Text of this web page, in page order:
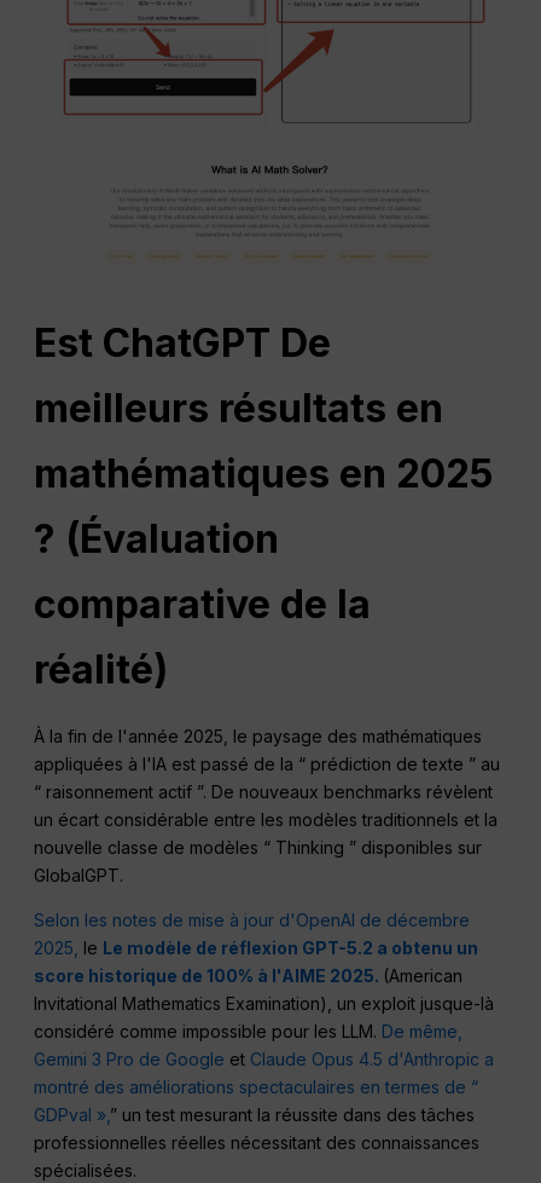
Est ChatGPT De
meilleurs résultats en
mathématiques en 2025
? (Évaluation
comparative de la
réalité)
À la fin de l'année 2025, le paysage des mathématiques
appliquées à l'IA est passé de la “ prédiction de texte ” au
“ raisonnement actif ”. De nouveaux benchmarks révèlent
un écart considérable entre les modèles traditionnels et la
nouvelle classe de modèles “ Thinking ” disponibles sur
GlobalGPT.
Selon les notes de mise à jour d'OpenAI de décembre
2025, le Le modèle de réflexion GPT-5.2 a obtenu un
score historique de 100% à l'AIME 2025. (American
Invitational Mathematics Examination), un exploit jusque-là
considéré comme impossible pour les LLM. De même,
Gemini 3 Pro de Google et Claude Opus 4.5 d'Anthropic a
montré des améliorations spectaculaires en termes de “
GDPval », ” un test mesurant la réussite dans des tâches
professionnelles réelles nécessitant des connaissances
spécialisées.